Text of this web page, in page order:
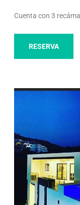
Cuenta con 3
RESERVA